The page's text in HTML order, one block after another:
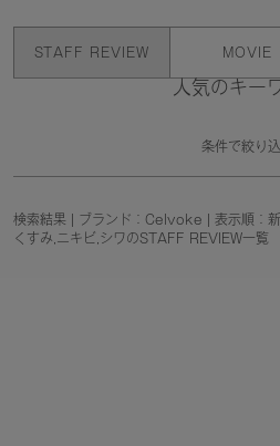
STAFF REVIEW MOVIE
人気のキー
条件で絞り
検索結果 | ブランド：Celvoke | 表示順：新
くすみ,ニキビ,シワのSTAFF REVIEW一覧